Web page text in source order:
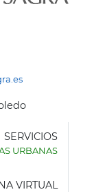
SERVICIOS
URBANAS
VIRTUAL